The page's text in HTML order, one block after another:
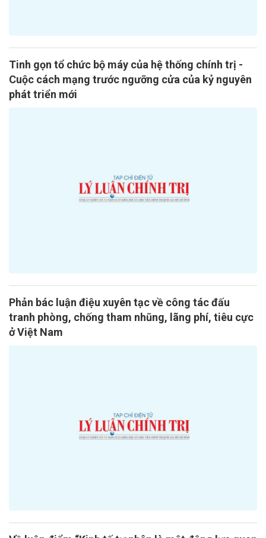
Tinh gọn tổ chức bộ máy của hệ thống chính trị -
Cuộc cách mạng trước ngưỡng cửa của kỷ nguyên
phát triển mới
Phản bác luận điệu xuyên tạc về công tác đấu
tranh phòng, chống tham nhũng, lãng phí, tiêu cực
ở Việt Nam